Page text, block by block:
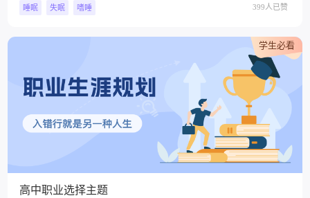
睡眠 失眠 嗜睡 399人已赞
学生必看
高中职业选择主题